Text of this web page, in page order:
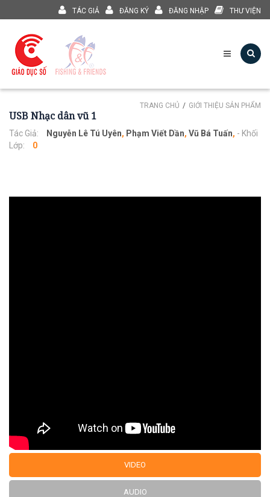
TÁC GIẢ ĐĂNG KÝ ĐĂNG NHẬP THƯ VIỆN
TRANG CHỦ GIỚI THIỆU SẢN PHẨM
USB Nhạc dân vũ 1
Tác Giả: Nguyễn Lê Tú Uyên, Phạm Viết Dần, Vũ Bá Tuấn, - Khối
Lớp:
0
VIDEO
AUDIO